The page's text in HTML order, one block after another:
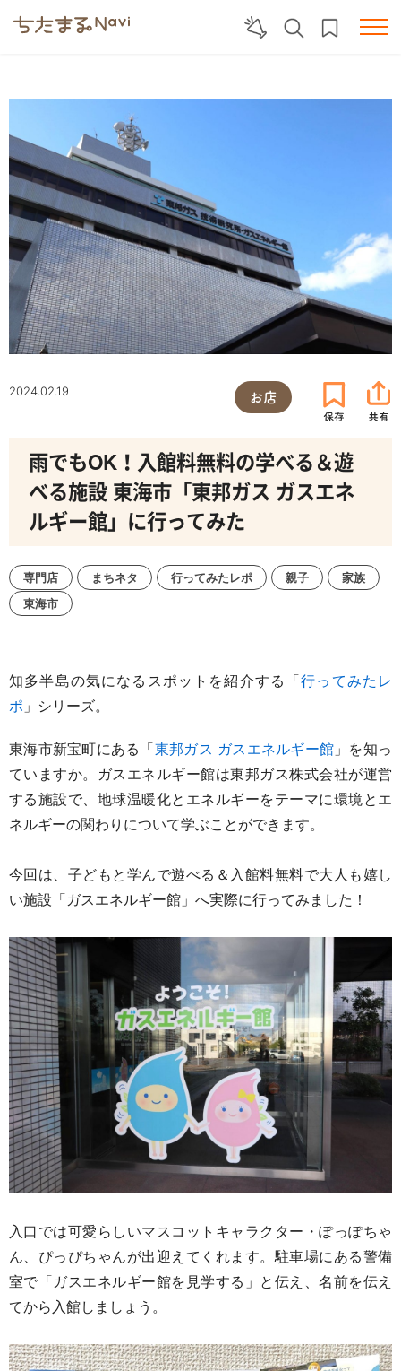
2024.02.19 お店
雨でもOK！入館料無料の学べる＆遊
べる施設 東海市「東邦ガス ガスエネ
ルギー館」に行ってみた
専門店 まちネタ 行ってみたレポ 親子
家族
東海市
知多半島の気になるスポットを紹介する「行ってみたレ
ポ 」シリーズ。
東海市新宝町にある「東邦ガス ガスエネルギー館 」を知っ
ていますか。ガスエネルギー館は東邦ガス株式会社が運営
する施設で、地球温暖化とエネルギーをテーマに環境とエ
ネルギーの関わりについて学ぶことができます。
今回は、子どもと学んで遊べる＆入館料無料で大人も嬉し
い施設「ガスエネルギー館」へ実際に行ってみました！
入口では可愛らしいマスコットキャラクター・ぽっぽちゃ
ん、ぴっぴちゃんが出迎えてくれます。 駐車場にある警備
室で「ガスエネルギー館を見学する」と伝え、名前を伝え
てから入館しましょう。